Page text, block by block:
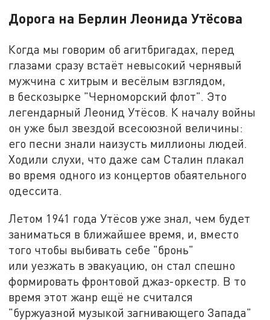
Дорога на Берлин Леонида Утёсова
Когда мы говорим об агитбригадах, перед
глазами сразу встаёт невысокий чернявый
мужчина с хитрым и весёлым взглядом,
в бескозырке "Черноморский флот". Это
легендарный Леонид Утёсов. К началу войны
он уже был звездой всесоюзной величины:
его песни знали наизусть миллионы людей.
Ходили слухи, что даже сам Сталин плакал
во время одного из концертов обаятельного
одессита.
Летом 1941 года Утёсов уже знал, чем будет
заниматься в ближайшее время, и, вместо
того чтобы выбивать себе "бронь"
или уезжать в эвакуацию, он стал спешно
формировать фронтовой джаз-оркестр. В то
время этот жанр ещё не считался
"буржуазной музыкой загнивающего Запада"